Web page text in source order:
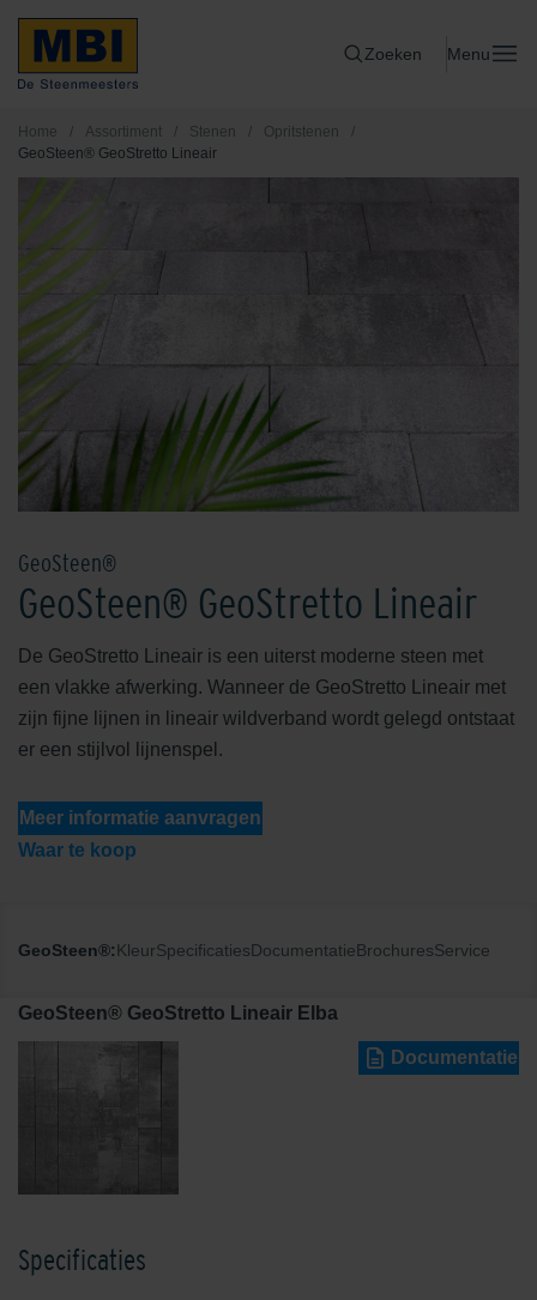
Zoeken Menu
Home / Assortiment / Stenen / Opritstenen
/
GeoSteen® GeoStretto Lineair
GeoSteen®
GeoSteen® GeoStretto Lineair
De GeoStretto Lineair is een uiterst moderne steen met
een vlakke afwerking. Wanneer de GeoStretto Lineair met
zijn fijne lijnen in lineair wildverband wordt gelegd ontstaat
er een stijlvol lijnenspel.
Meer informatie aanvragen
Waar te koop
GeoSteen®:KleurSpecificatiesDocumentatieBrochuresService
GeoSteen® GeoStretto Lineair Elba
Documentatie
Specificaties